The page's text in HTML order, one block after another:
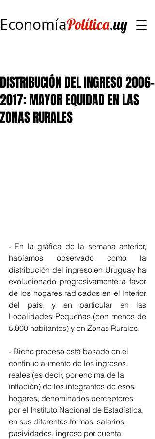
EconomíaPolítica.uy
DISTRIBUCIÓN DEL INGRESO 2006-
2017: MAYOR EQUIDAD EN LAS
ZONAS RURALES
- En la gráfica de la semana anterior,
habíamos observado como la
distribución del ingreso en Uruguay ha
evolucionado progresivamente a favor
de los hogares radicados en el Interior
del país, y en particular en las
Localidades Pequeñas (con menos de
5.000 habitantes) y en Zonas Rurales.
- Dicho proceso está basado en el
continuo aumento de los ingresos
reales (es decir, por encima de la
inflación) de los integrantes de esos
hogares, denominados perceptores
por el Instituto Nacional de Estadística,
en sus diferentes formas: salarios,
pasividades, ingreso por cuenta